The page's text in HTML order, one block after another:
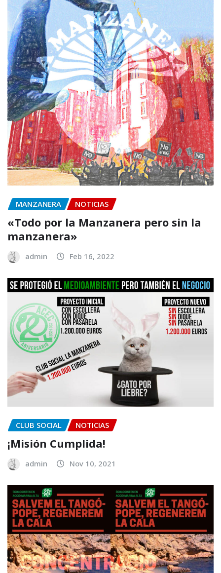
MANZANERA NOTICIAS
«Todo por la Manzanera pero sin la
manzanera»
admin Feb 16, 2022
CLUB SOCIAL NOTICIAS
¡Misión Cumplida!
admin Nov 10, 2021